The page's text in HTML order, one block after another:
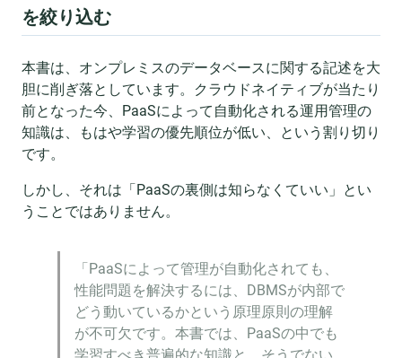
を絞り込む
本書は、オンプレミスのデータベースに関する記述を大
胆に削ぎ落としています。クラウドネイティブが当たり
前となった今、PaaSによって自動化される運用管理の
知識は、もはや学習の優先順位が低い、という割り切り
です。
しかし、それは「PaaSの裏側は知らなくていい」とい
うことではありません。
「PaaSによって管理が自動化されても、
性能問題を解決するには、DBMSが内部で
どう動いているかという原理原則の理解
が不可欠です。本書では、PaaSの中でも